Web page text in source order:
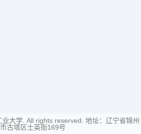
大学. All rights reserved. 地址：辽宁省锦州
市古塔区士英街169号